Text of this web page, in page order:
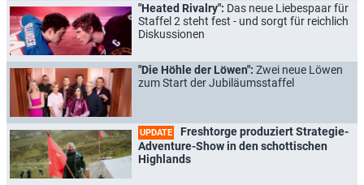
"Heated Rivalry": Das neue Liebespaar für
Staffel 2 steht fest - und sorgt für reichlich
Diskussionen
"Die Höhle der Löwen": Zwei neue Löwen
zum Start der Jubiläumsstaffel
UPDATE
Freshtorge produziert Strategie-
Adventure-Show in den schottischen
Highlands